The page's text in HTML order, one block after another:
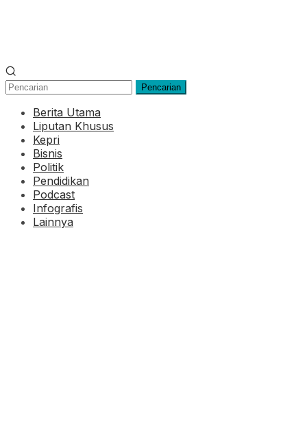
Pencarian
Berita Utama
Liputan Khusus
Kepri
Bisnis
Politik
Pendidikan
Podcast
Infografis
Lainnya